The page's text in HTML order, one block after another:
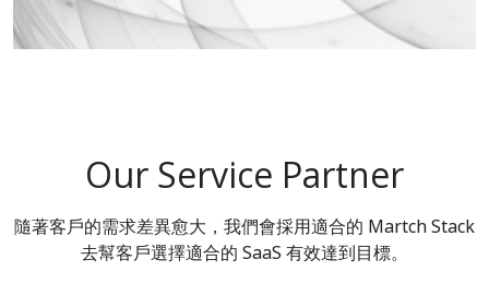
Our Service Partner
隨著客戶的需求差異愈大，我們會採用適合的 Martch Stack
去幫客戶選擇適合的 SaaS 有效達到目標。